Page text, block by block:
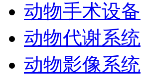
动物手术设备
动物代谢系统
动物影像系统